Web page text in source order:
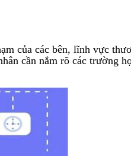
của các bên, lĩnh vực
cần nắm rõ các trường